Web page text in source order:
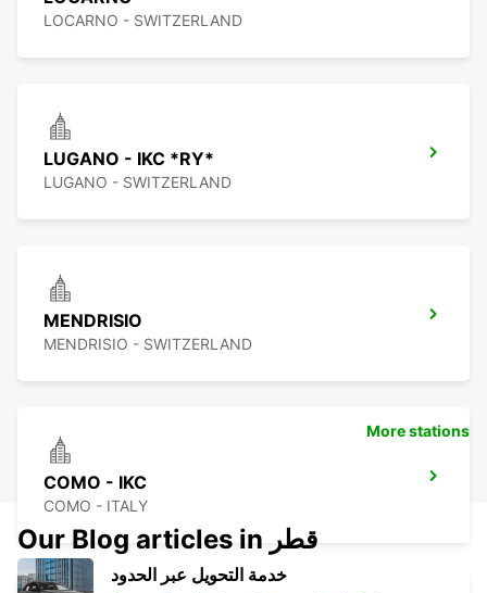
LOCARNO - SWITZERLAND
LUGANO - IKC *RY*
LUGANO - SWITZERLAND
MENDRISIO
MENDRISIO - SWITZERLAND
COMO - IKC
COMO - ITALY
More stations
Our Blog articles in قطر
خدمة التحويل عبر الحدود